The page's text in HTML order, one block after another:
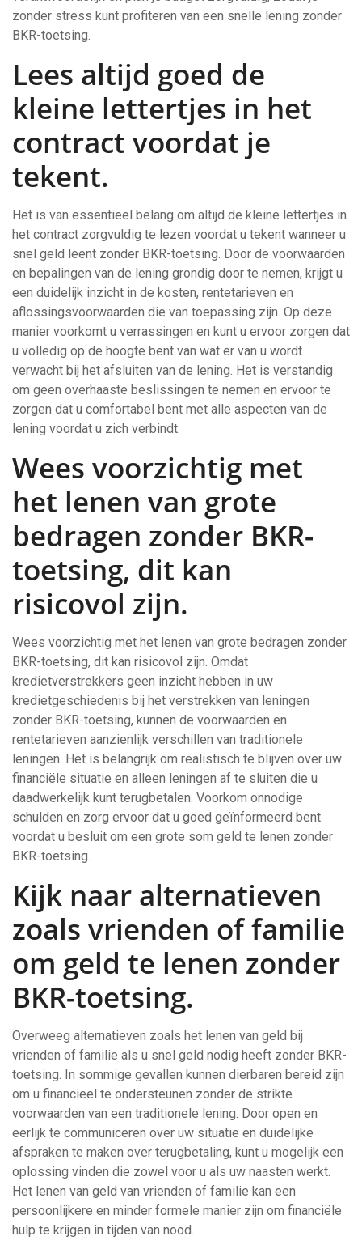
zonder stress kunt profiteren van een snelle lening zonder
BKR-toetsing.
Lees altijd goed de
kleine lettertjes in het
contract voordat je
tekent.
Het is van essentieel belang om altijd de kleine lettertjes in
het contract zorgvuldig te lezen voordat u tekent wanneer u
snel geld leent zonder BKR-toetsing. Door de voorwaarden
en bepalingen van de lening grondig door te nemen, krijgt u
een duidelijk inzicht in de kosten, rentetarieven en
aflossingsvoorwaarden die van toepassing zijn. Op deze
manier voorkomt u verrassingen en kunt u ervoor zorgen dat
u volledig op de hoogte bent van wat er van u wordt
verwacht bij het afsluiten van de lening. Het is verstandig
om geen overhaaste beslissingen te nemen en ervoor te
zorgen dat u comfortabel bent met alle aspecten van de
lening voordat u zich verbindt.
Wees voorzichtig met
het lenen van grote
bedragen zonder BKR-
toetsing, dit kan
risicovol zijn.
Wees voorzichtig met het lenen van grote bedragen zonder
BKR-toetsing, dit kan risicovol zijn. Omdat
kredietverstrekkers geen inzicht hebben in uw
kredietgeschiedenis bij het verstrekken van leningen
zonder BKR-toetsing, kunnen de voorwaarden en
rentetarieven aanzienlijk verschillen van traditionele
leningen. Het is belangrijk om realistisch te blijven over uw
financiële situatie en alleen leningen af te sluiten die u
daadwerkelijk kunt terugbetalen. Voorkom onnodige
schulden en zorg ervoor dat u goed geïnformeerd bent
voordat u besluit om een grote som geld te lenen zonder
BKR-toetsing.
Kijk naar alternatieven
zoals vrienden of familie
om geld te lenen zonder
BKR-toetsing.
Overweeg alternatieven zoals het lenen van geld bij
vrienden of familie als u snel geld nodig heeft zonder BKR-
toetsing. In sommige gevallen kunnen dierbaren bereid zijn
om u financieel te ondersteunen zonder de strikte
voorwaarden van een traditionele lening. Door open en
eerlijk te communiceren over uw situatie en duidelijke
afspraken te maken over terugbetaling, kunt u mogelijk een
oplossing vinden die zowel voor u als uw naasten werkt.
Het lenen van geld van vrienden of familie kan een
persoonlijkere en minder formele manier zijn om financiële
hulp te krijgen in tijden van nood.